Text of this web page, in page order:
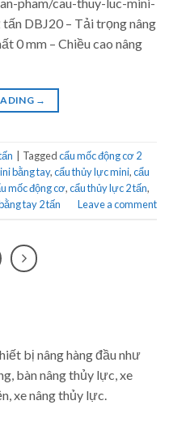
DBJ20 – Tải trọng nâng
0 mm – Chiều cao nâng
→
Taggedcẩu mốc động cơ 2
bằng tay,cẩu thủy lực mini,cẩu
mốc động cơ,cẩu thủy lực 2 tấn,
tay 2 tấn Leave a comment
bị nâng hàng đầu như
bàn nâng thủy lực, xe
xe nâng thủy lực.